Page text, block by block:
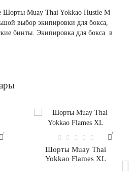
Шорты Muay Thai Yokkao Hustle M
выбор экипировки для бокса,
бинты. Экипировка для бокса в
Шорты Muay Thai
Yokkao Flames XL